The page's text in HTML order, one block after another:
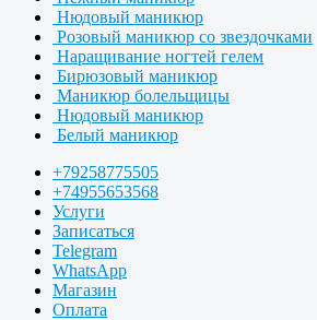
Нюдовый маникюр
Розовый маникюр со звездочками
Наращивание ногтей гелем
Бирюзовый маникюр
Маникюр болельщицы
Нюдовый маникюр
Белый маникюр
+79258775505
+74955653568
Услуги
Записаться
Telegram
WhatsApp
Магазин
Оплата